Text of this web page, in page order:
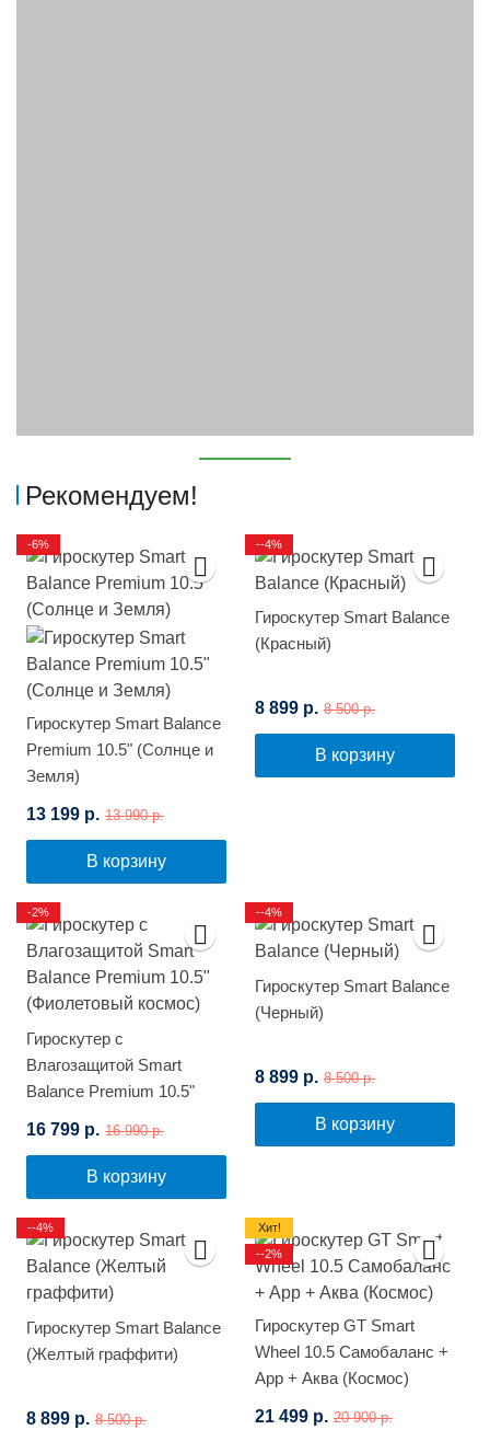
Рекомендуем!
Гироскутер Smart Balance
Premium 10.5" (Солнце и
Земля)
13 199 р. 13 990 р.
В корзину
-6%
Гироскутер Smart Balance
(Красный)
8 899 р. 8 500 р.
В корзину
--4%
Гироскутер с
Влагозащитой Smart
Balance Premium 10.5"
(Фиолетовый космос)
16 799 р. 16 990 р.
В корзину
-2%
Гироскутер Smart Balance
(Черный)
8 899 р. 8 500 р.
В корзину
--4%
Гироскутер Smart Balance
(Желтый граффити)
8 899 р. 8 500 р.
--4%
Гироскутер GT Smart
Wheel 10.5 Самобаланс +
App + Аква (Космос)
21 499 р. 20 900 р.
Хит!
--2%